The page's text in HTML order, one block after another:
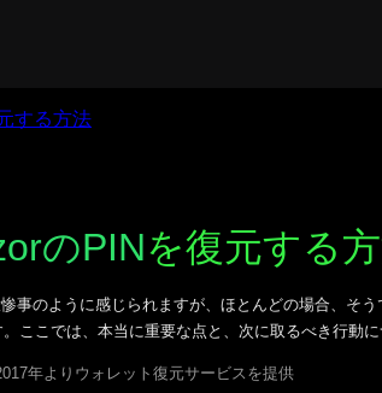
する方法
のPINを復元する
事のように感じられますが、ほとんどの場合、そ
ここでは、本当に重要な点と、次に取るべき行動に
年よりウォレット復元サービスを提供